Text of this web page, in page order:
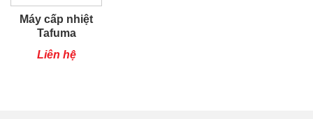
Máy cấp nhiệt
Tafuma
TSQ100RP
Liên hệ